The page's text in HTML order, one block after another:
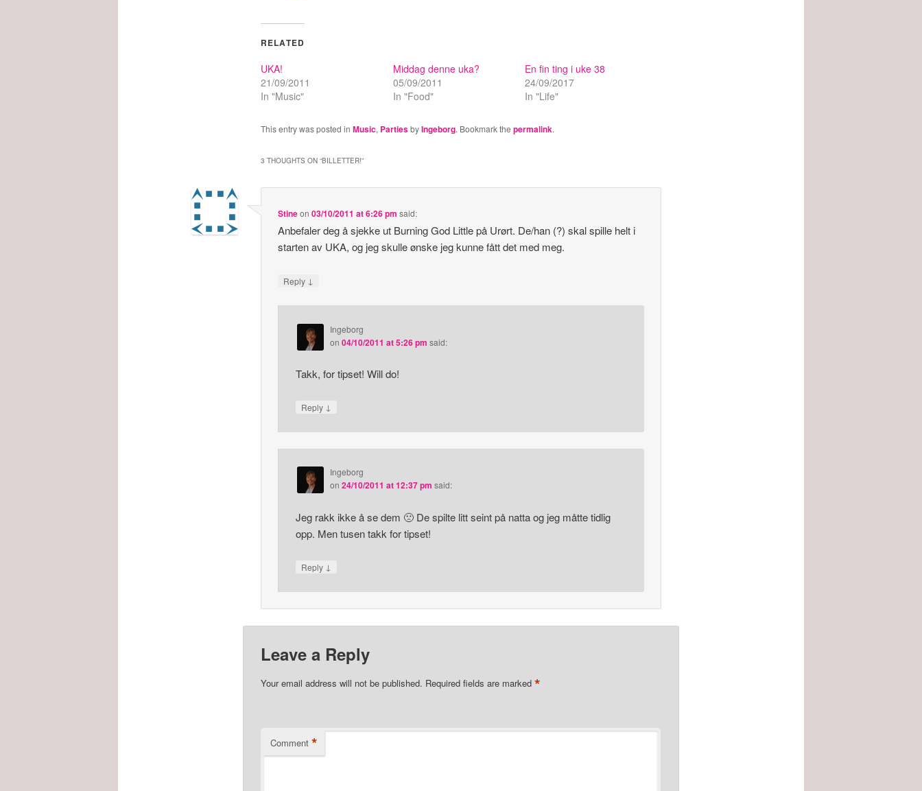
RELATED
UKA!
21/09/2011
In "Music"
Middag denne uka?
05/09/2011
In "Food"
En fin ting i uke 38
24/09/2017
In "Life"
This entry was posted in Music, PartiesbyIngeborg. Bookmark the permalink.
3 THOUGHTS ON “BILLETTER!”
Stineon03/10/2011 at 6:26 pm said:
Anbefaler deg å sjekke ut Burning God Little på Urørt. De/han (?) skal spille helt i
starten av UKA, og jeg skulle ønske jeg kunne fått det med meg.
Reply ↓
Ingeborg
on 04/10/2011 at 5:26 pm said:
Takk, for tipset! Will do!
Reply ↓
Ingeborg
on 24/10/2011 at 12:37 pm said:
Jeg rakk ikke å se dem 🙁 De spilte litt seint på natta og jeg måtte tidlig
opp. Men tusen takk for tipset!
Reply ↓
Leave a Reply
Your email address will not be published. Required fields are marked *
Comment *